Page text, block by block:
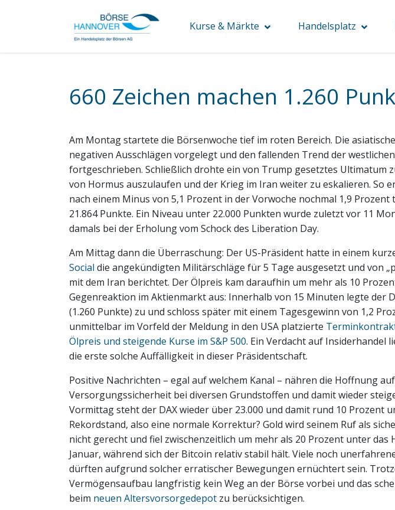
Kurse & Märkte Handelsplatz
660 Zeichen machen 1.260
Am Montag startete die Börsenwoche tief im roten Bereich. Die
negativen Ausschlägen vorgelegt und den fallenden Trend der
fortgeschrieben. Schließlich drohte ein von Trump gesetztes Ultimatum
von Hormus auszulaufen und der Krieg im Iran weiter zu eskalieren. So
nach einem Minus von 5,1 Prozent in der Vorwoche nochmal 1,9
21.864 Punkte. Ein Niveau unter 22.000 Punkten wurde zuletzt vor 11
damals bei der Erholung vom Schock des Liberation Day.
Am Mittag dann die Überraschung: Der US-Präsident hatte in einem
Social die angekündigten Militärschläge für 5 Tage ausgesetzt und von
mit dem Iran berichtet. Der Ölpreis kam daraufhin um mehr als 10
Gegenreaktion im Aktienmarkt aus: Innerhalb von 15 Minuten legte der
(1.260 Punkte) zu und schloss später mit einem Tagesgewinn von 1,2
unmittelbar im Vorfeld der Meldung in den USA platzierte
Ölpreis und steigende Kurse im S&P 500. Ein Verdacht auf Insiderhandel
die erste solche Auffälligkeit in dieser Präsidentschaft.
Positive Nachrichten – egal auf welchem Kanal – nähren die Hoffnung
Versorgungssicherheit bei diversen Grundstoffen und damit wieder
Vormittag steht der DAX wieder über 23.000 und damit rund 10 Prozent
Rekordstand, also eine normale Korrektur? Gold wird seinem Ruf als
nicht gerecht und fiel zwischenzeitlich um mehr als 20 Prozent unter das
Januar, während sich der Bitcoin relativ stabil hält. Viele noch
dürften aufgrund solcher erratischer Bewegungen ernüchtert sein.
Vermögensaufbau langfristig kein Weg an der Börse vorbei und das
beim neuen Altersvorsorgedepot zu berücksichtigen.